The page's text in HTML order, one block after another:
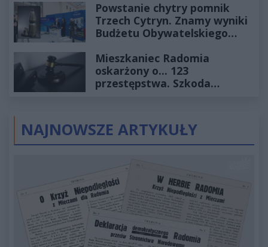
Powstanie chytry pomnik
Trzech Cytryn. Znamy wyniki
Budżetu Obywatelskiego
Mieszkaniec Radomia
oskarżony o... 123
przestępstwa. Szkoda
NAJNOWSZE ARTYKUŁY